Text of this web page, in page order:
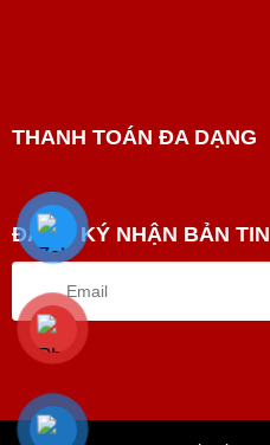
THANH TOÁN ĐA DẠNG
ĐĂNG KÝ NHẬN BẢN TIN